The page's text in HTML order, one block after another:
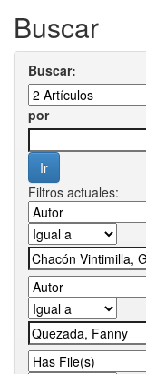
Buscar
Buscar:
por
Filtros actuales: